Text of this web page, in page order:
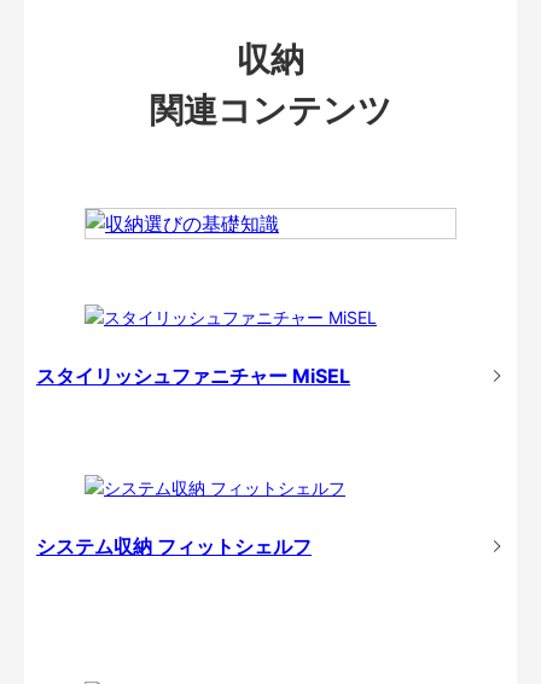
収納
関連コンテンツ
スタイリッシュファニチャー MiSEL
システム収納 フィットシェルフ